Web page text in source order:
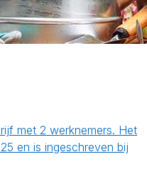
met 2 werknemers. Het
en is ingeschreven bij